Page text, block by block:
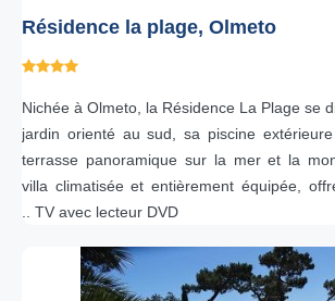
Résidence la plage, Olmeto
Nichée à Olmeto, la Résidence La Plage se
jardin orienté au sud, sa piscine
terrasse panoramique sur la mer et la
villa climatisée et entièrement équipée,
.. TV avec lecteur DVD